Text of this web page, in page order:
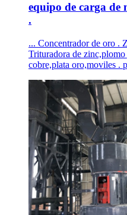
equipo de carga de
.
... Concentrador de oro .
Trituradora de
cobre,plata oro,moviles .